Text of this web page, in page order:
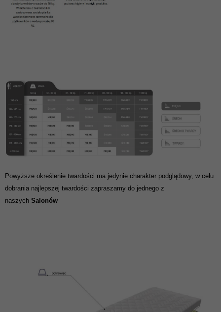
Powyższe określenie twardości ma jedynie charakter podglądowy, w celu
dobrania najlepszej twardości zapraszamy do jednego z
naszych Salonów